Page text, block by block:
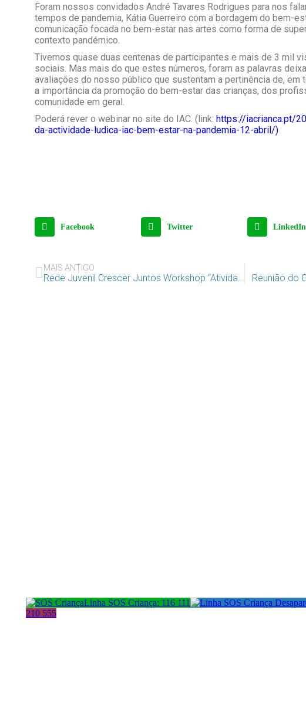
Foram nossos convidados André Tavares Rodrigues para nos
tempos de pandemia, Kátia Guerreiro com a bordagem do bem-
comunicação focada no bem-estar nas artes como forma de
contexto pandémico.
Tivemos quase duas centenas de participantes e mais de 3 mil
sociais. Mas mais do que estes números, foram as palavras
avaliações do nosso público que sustentam a pertinência de, em
a importância da promoção do bem-estar das crianças, dos
comunidade em geral
Poderá rever o webinar no site do IAC. (link: https://iacrianca.pt/
da-actividade-ludica-iac-bem-estar-na-pandemia-12-abril/)
Facebook Twitter LinkedIn
MAIS ANTIGO
Rede Juvenil Crescer Juntos Workshop “Atividade física, alimentação e saúde” Reunião do
Linha SOS Criança: 116 111
210 555